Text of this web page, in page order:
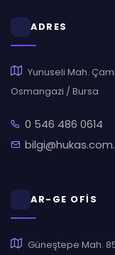
ADRES
Yunuseli Mah.
Osmangazi / Bursa
0 546 486 0614
AR-GE OFİS
Güneştepe Mah.